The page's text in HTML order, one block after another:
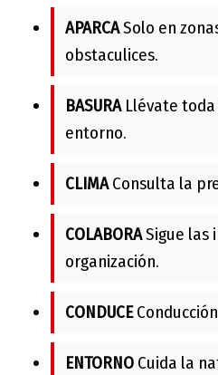
APARCASolo en
obstaculices.
BASURALlévate toda
entorno.
CLIMAConsulta la
COLABORASigue las
organización.
CONDUCE
ENTORNO Cuida la